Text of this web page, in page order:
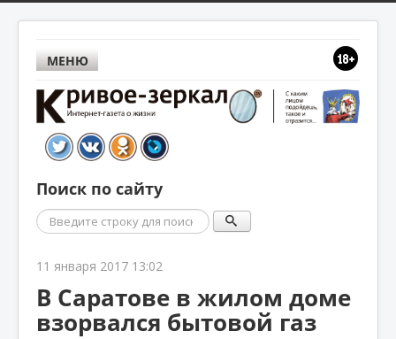
МЕНЮ
Поиск по сайту
Поиск
11 января 2017 13:02
В Саратове в жилом доме
взорвался бытовой газ